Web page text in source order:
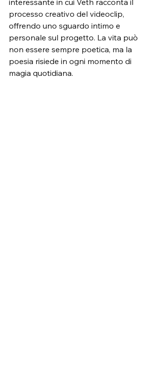
interessante in cui Veth racconta il
processo creativo del videoclip,
offrendo uno sguardo intimo e
personale sul progetto. La vita può
non essere sempre poetica, ma la
poesia risiede in ogni momento di
magia quotidiana.